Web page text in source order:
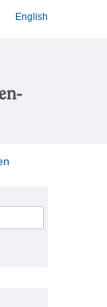
English